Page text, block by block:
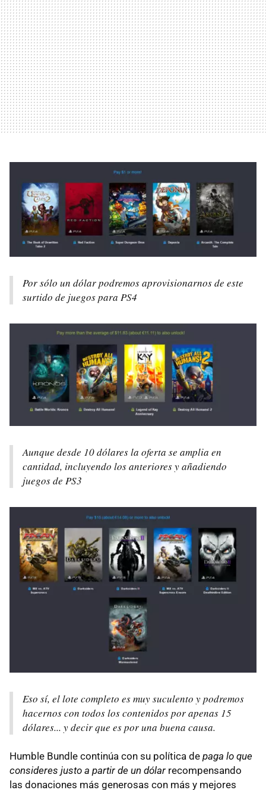
Por sólo un dólar podremos aprovisionarnos de este
surtido de juegos para PS4
Aunque desde 10 dólares la oferta se amplia en
cantidad, incluyendo los anteriores y añadiendo
juegos de PS3
Eso sí, el lote completo es muy suculento y podremos
hacernos con todos los contenidos por apenas 15
dólares... y decir que es por una buena causa.
Humble Bundle continúa con su política de paga lo que
consideres justo a partir de un dólar recompensando
las donaciones más generosas con más y mejores